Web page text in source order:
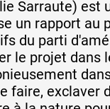
année
Sarraute) est
un rapport au
du parti
le projet dans
faire, exclaver